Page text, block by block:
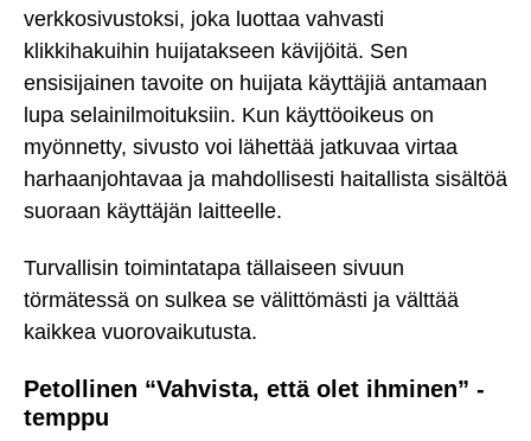
verkkosivustoksi, joka luottaa vahvasti
klikkihakuihin huijatakseen kävijöitä. Sen
ensisijainen tavoite on huijata käyttäjiä antamaan
lupa selainilmoituksiin. Kun käyttöoikeus on
myönnetty, sivusto voi lähettää jatkuvaa virtaa
harhaanjohtavaa ja mahdollisesti haitallista sisältöä
suoraan käyttäjän laitteelle.
Turvallisin toimintatapa tällaiseen sivuun
törmätessä on sulkea se välittömästi ja välttää
kaikkea vuorovaikutusta.
Petollinen “Vahvista, että olet ihminen” -
temppu